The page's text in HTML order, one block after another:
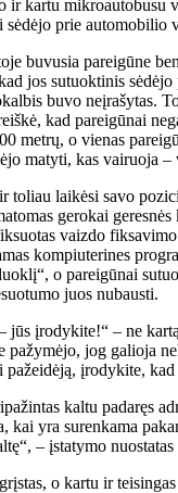
ir kartu mikroautobusu
sėdėjo prie automobilio
buvusia pareigūne
jos sutuoktinis
buvo neįrašytas.
kad pareigūnai
metrų, o vienas
matyti, kas vairuoja –
toliau laikėsi savo
gerokai
vaizdo
kompiuterines
o pareigūnai
juos nubausti.
jūs įrodykite!“ – ne
pažymėjo, jog galioja
pažeidėją, įrodykite,
kaltu padaręs
kai yra surenkama
– įstatymo
o kartu ir